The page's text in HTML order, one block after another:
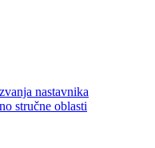
nastavnika
stručne oblasti